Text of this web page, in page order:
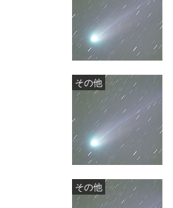
その他
その他